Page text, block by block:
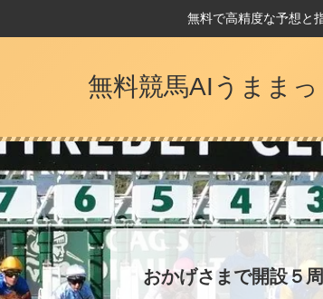
無料で高精度な予想と
無料競馬AIうまま
おかげさまで開設５